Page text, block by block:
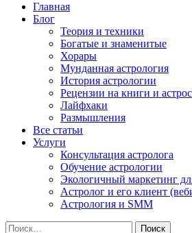
Главная
Блог
Теория и техники
Богатые и знаменитые
Хорары
Мунданная астрология
История астрологии
Рецензии на книги и
Лайфхаки
Размышления
Все статьи
Услуги
Консультация астролога
Обучение астрологии
Экологичный маркетинг
Астролог и его клиент
Астрология и SMM
Найти: